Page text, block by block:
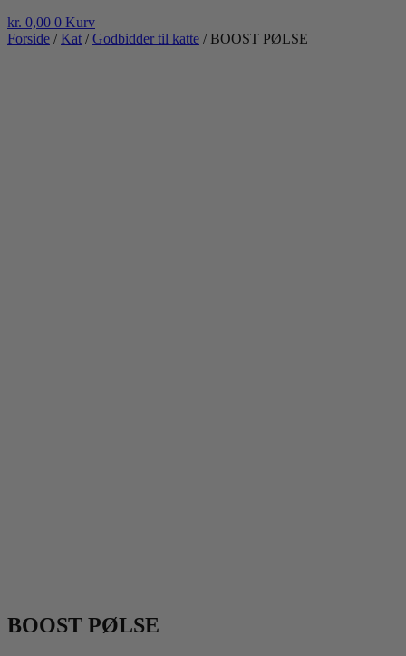
kr. 0,00 0 Kurv
Forside /Kat /Godbidder til katte / BOOST PØLSE
BOOST PØLSE